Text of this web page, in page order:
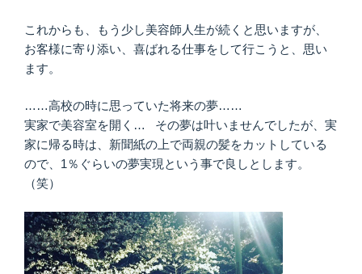
これからも、もう少し美容師人生が続くと思いますが、
お客様に寄り添い、喜ばれる仕事をして行こうと、思い
ます。
……高校の時に思っていた将来の夢……
実家で美容室を開く… その夢は叶いませんでしたが、実
家に帰る時は、新聞紙の上で両親の髪をカットしている
ので、1％ぐらいの夢実現という事で良しとします。
（笑）